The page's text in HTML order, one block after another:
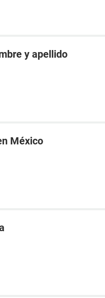
y apellido
México